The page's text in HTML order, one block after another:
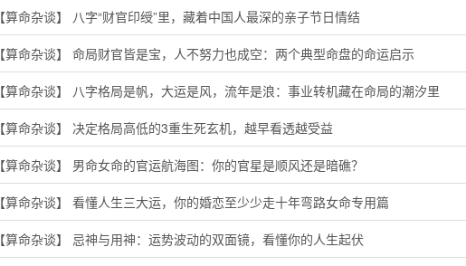
【算命杂谈】 八字“财官印绶”里，藏着中国人最深的亲子节日情结
【算命杂谈】 命局财官皆是宝，人不努力也成空：两个典型命盘的命运启示
【算命杂谈】 八字格局是帆，大运是风，流年是浪：事业转机藏在命局的潮汐里
【算命杂谈】 决定格局高低的3重生死玄机，越早看透越受益
【算命杂谈】 男命女命的官运航海图：你的官星是顺风还是暗礁？
【算命杂谈】 看懂人生三大运，你的婚恋至少少走十年弯路女命专用篇
【算命杂谈】 忌神与用神：运势波动的双面镜，看懂你的人生起伏